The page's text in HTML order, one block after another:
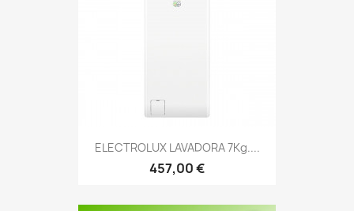
ELECTROLUX LAVADORA 7Kg....
457,00 €